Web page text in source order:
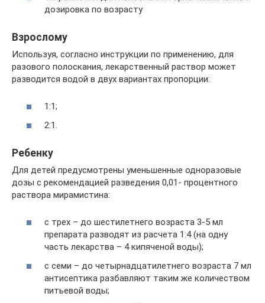
дозировка по возрасту
Взрослому
Используя, согласно инструкции по применению, для
разового полоскания, лекарственный раствор может
разводится водой в двух вариантах пропорции:
1:1;
2:1.
Ребенку
Для детей предусмотрены уменьшенные одноразовые
дозы с рекомендацией разведения 0,01- процентного
раствора мирамистина:
с трех – до шестилетнего возраста 3-5 мл
препарата разводят из расчета 1:4 (на одну
часть лекарства – 4 кипяченой воды);
с семи – до четырнадцатилетнего возраста 7 мл
антисептика разбавляют таким же количеством
питьевой воды;